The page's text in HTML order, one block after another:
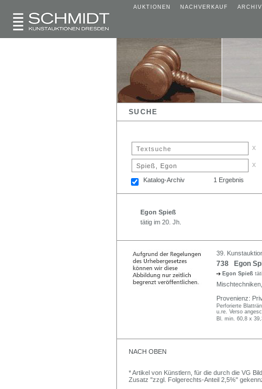
AUKTIONEN NACHVERKAUF ARCHIV
SUCHE
x
x
Katalog-Archiv 1 Ergebnis
Egon Spieß
tätig im 20. Jh.
39.
738 Egon
Egon Spieß
Provenienz:
Perforierte
u.re. Verso
Bl. min. 60,8 x
NACH OBEN
* Artikel von Künstlern, für die durch die VG
Zusatz "zzgl. Folgerechts-Anteil 2,5%"